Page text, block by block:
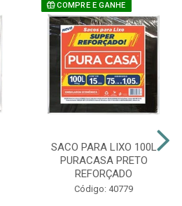
COMPRE E GANHE
SACO PARA LIXO 100L
PURACASA PRETO
REFORÇADO
Código: 40779